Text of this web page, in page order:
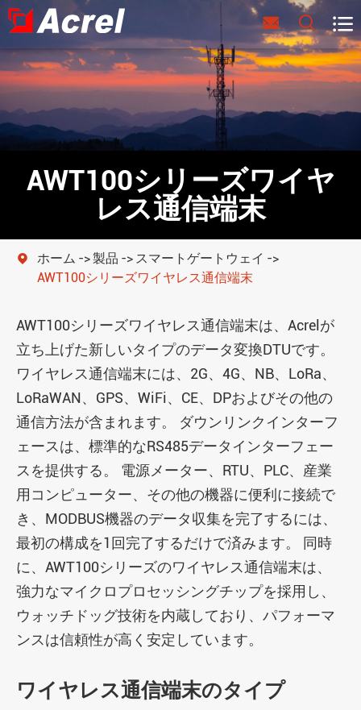
  
AWT100シリーズワイヤ
レス通信端末
 ホーム 製品
スマートゲートウェイ
AWT100シリーズワイヤレス通信端末
AWT100シリーズワイヤレス通信端末は、Acrelが
立ち上げた新しいタイプのデータ変換DTUです。
ワイヤレス通信端末には、2G、4G、NB、LoRa、
LoRaWAN、GPS、WiFi、CE、DPおよびその他の
通信方法が含まれます。 ダウンリンクインターフ
ェースは、標準的なRS485データインターフェー
スを提供する。 電源メーター、RTU、PLC、産業
用コンピューター、その他の機器に便利に接続で
き、MODBUS機器のデータ収集を完了するには、
最初の構成を1回完了するだけで済みます。 同時
に、AWT100シリーズのワイヤレス通信端末は、
強力なマイクロプロセッシングチップを採用し、
ウォッチドッグ技術を内蔵しており、パフォーマ
ンスは信頼性が高く安定しています。
ワイヤレス通信端末のタイプ